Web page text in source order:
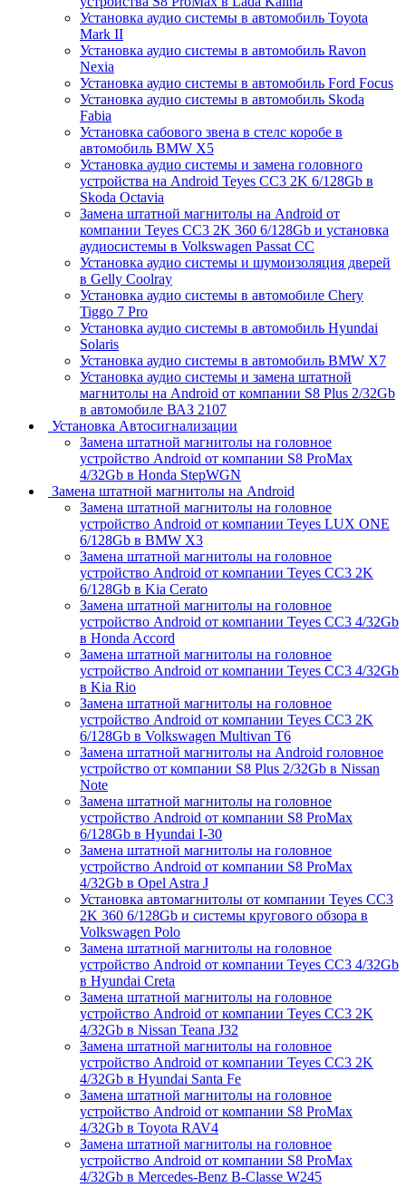
Установка аудио системы в автомобиль Toyota
Mark II
Установка аудио системы в автомобиль Ravon
Nexia
Установка аудио системы в автомобиль Ford Focus
Установка аудио системы в автомобиль Skoda
Fabia
Установка сабового звена в стелс коробе в
автомобиль BMW X5
Установка аудио системы и замена головного
устройства на Android Teyes CC3 2K 6/128Gb в
Skoda Octavia
Замена штатной магнитолы на Android от
компании Teyes CC3 2K 360 6/128Gb и установка
аудиосистемы в Volkswagen Passat CC
Установка аудио системы и шумоизоляция дверей
в Gelly Coolray
Установка аудио системы в автомобиле Chery
Tiggo 7 Pro
Установка аудио системы в автомобиль Hyundai
Solaris
Установка аудио системы в автомобиль BMW X7
Установка аудио системы и замена штатной
магнитолы на Android от компании S8 Plus 2/32Gb
в автомобиле ВАЗ 2107
Установка Автосигнализации
Замена штатной магнитолы на головное
устройство Android от компании S8 ProMax
4/32Gb в Honda StepWGN
Замена штатной магнитолы на Android
Замена штатной магнитолы на головное
устройство Android от компании Teyes LUX ONE
6/128Gb в BMW X3
Замена штатной магнитолы на головное
устройство Android от компании Teyes CC3 2K
6/128Gb в Kia Cerato
Замена штатной магнитолы на головное
устройство Android от компании Teyes CC3 4/32Gb
в Honda Accord
Замена штатной магнитолы на головное
устройство Android от компании Teyes CC3 4/32Gb
в Kia Rio
Замена штатной магнитолы на головное
устройство Android от компании Teyes CC3 2K
6/128Gb в Volkswagen Multivan T6
Замена штатной магнитолы на Android головное
устройство от компании S8 Plus 2/32Gb в Nissan
Note
Замена штатной магнитолы на головное
устройство Android от компании S8 ProMax
6/128Gb в Hyundai I-30
Замена штатной магнитолы на головное
устройство Android от компании S8 ProMax
4/32Gb в Opel Astra J
Установка автомагнитолы от компании Teyes CC3
2K 360 6/128Gb и системы кругового обзора в
Volkswagen Polo
Замена штатной магнитолы на головное
устройство Android от компании Teyes CC3 4/32Gb
в Hyundai Creta
Замена штатной магнитолы на головное
устройство Android от компании Teyes CC3 2K
4/32Gb в Nissan Teana J32
Замена штатной магнитолы на головное
устройство Android от компании Teyes CC3 2K
4/32Gb в Hyundai Santa Fe
Замена штатной магнитолы на головное
устройство Android от компании S8 ProMax
4/32Gb в Toyota RAV4
Замена штатной магнитолы на головное
устройство Android от компании S8 ProMax
4/32Gb в Mercedes-Benz B-Classe W245